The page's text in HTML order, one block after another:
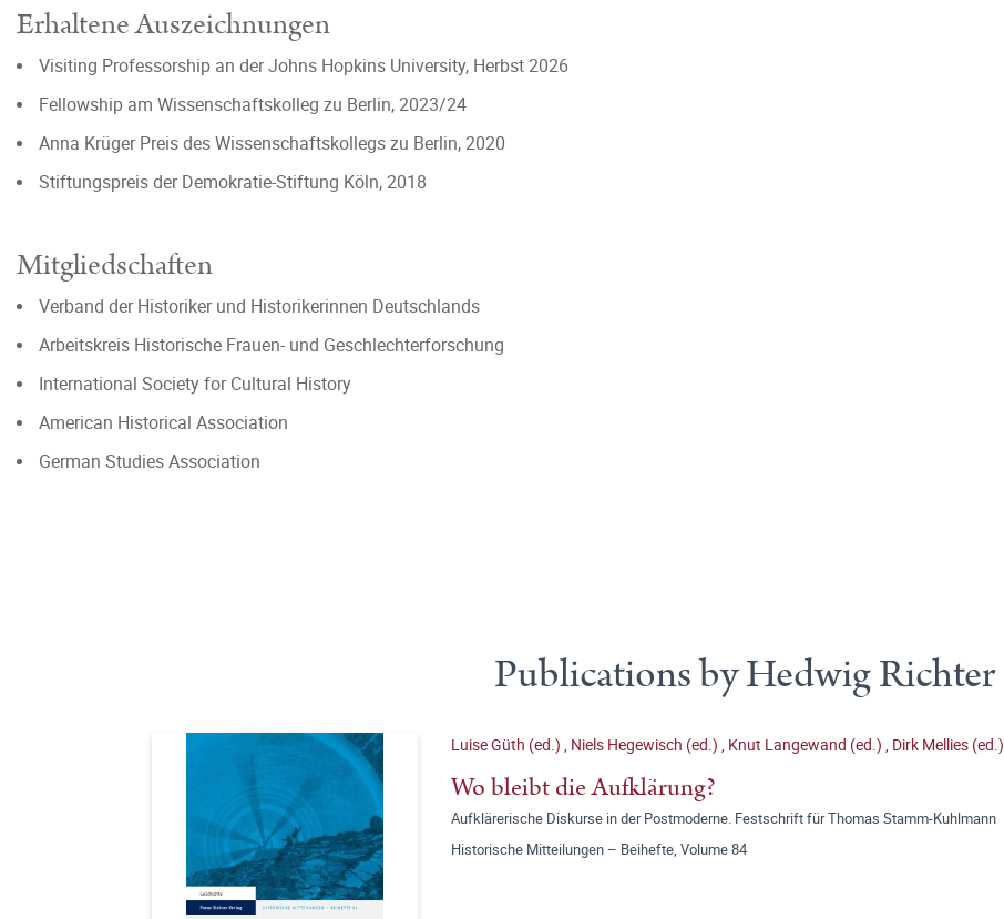
Erhaltene Auszeichnungen
Visiting Professorship an der Johns Hopkins University, Herbst 2026
Fellowship am Wissenschaftskolleg zu Berlin, 2023/24
Anna Krüger Preis des Wissenschaftskollegs zu Berlin, 2020
Stiftungspreis der Demokratie-Stiftung Köln, 2018
Mitgliedschaften
Verband der Historiker und Historikerinnen Deutschlands
Arbeitskreis Historische Frauen- und Geschlechterforschung
International Society for Cultural History
American Historical Association
German Studies Association
Publications by Hedwig Richter
Luise Güth (ed.) , Niels Hegewisch (ed.) , Knut Langewand (ed.) , Dirk Mellies (ed.)
Wo bleibt die Aufklärung?
Aufklärerische Diskurse in der Postmoderne. Festschrift für Thomas Stamm-Kuhlmann
Historische Mitteilungen – Beihefte, Volume 84